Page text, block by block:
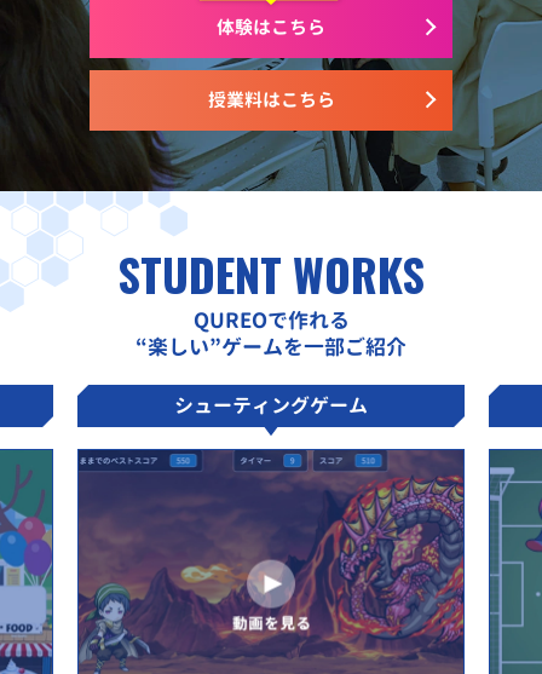
授業料はこちら
体験はこちら
STUDENT WORKS
QUREOで作れる
“楽しい”ゲームを一部ご紹介
シューティングゲーム